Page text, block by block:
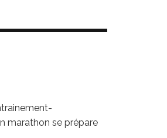
marathon se prépare